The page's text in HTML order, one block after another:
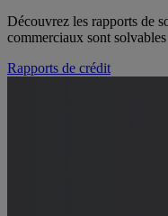
Découvrez les rapports de
commerciaux sont solvables
Rapports de crédit